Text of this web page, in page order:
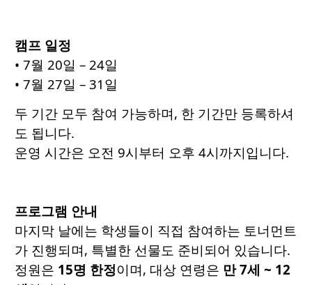
캠프 일정
• 7월 20일 – 24일
• 7월 27일 – 31일
두 기간 모두 참여 가능하며, 한 기간만 등록하셔
도 됩니다.
운영 시간은 오전 9시부터 오후 4시까지입니다.
프로그램 안내
마지막 날에는 학생들이 직접 참여하는 토너먼트
가 진행되며, 특별한 선물도 준비되어 있습니다.
정원은 15명 한정이며, 대상 연령은 만 7세 ~ 12